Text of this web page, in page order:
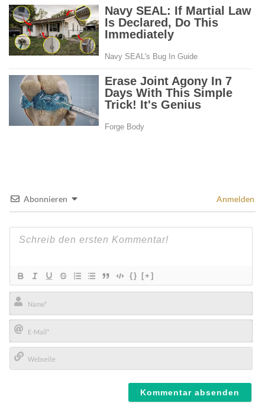
Abonnieren Anmelden
{} [+]
Name*
E-
Mail*